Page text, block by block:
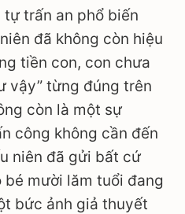
trấn an phổ biến
đã không còn hiệu
tiền con, con chưa
vậy” từng đúng trên
còn là một sự
công không cần đến
niên đã gửi bất cứ
mười lăm tuổi đang
bức ảnh giả thuyết